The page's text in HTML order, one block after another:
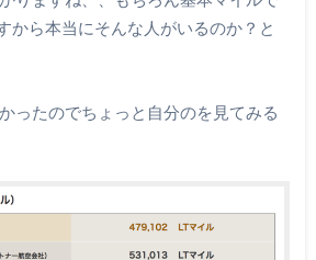
から本当にそんな人がいるのか？と
ったのでちょっと自分のを見てみる